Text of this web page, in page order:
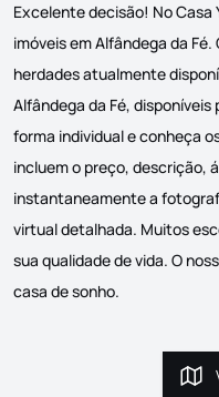
Excelente decisão! No Casa
imóveis em Alfândega da
herdades atualmente
Alfândega da Fé,
forma individual e conheça
incluem o preço, descrição,
instantaneamente a
virtual detalhada. Muitos
sua qualidade de vida. O
casa de sonho.